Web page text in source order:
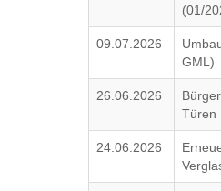
(01/
09.07.2026
GML)
26.06.2026
Türen
24.06.2026